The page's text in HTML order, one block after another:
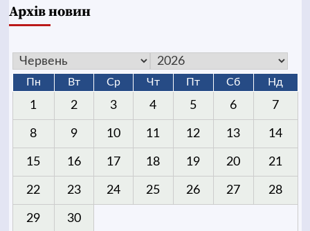
Архів новин
Пн Вт Ср Чт Пт Сб Нд
1 2 3 4 5 6 7
8 9 10 11 12 13 14
15 16 17 18 19 20 21
22 23 24 25 26 27 28
29 30